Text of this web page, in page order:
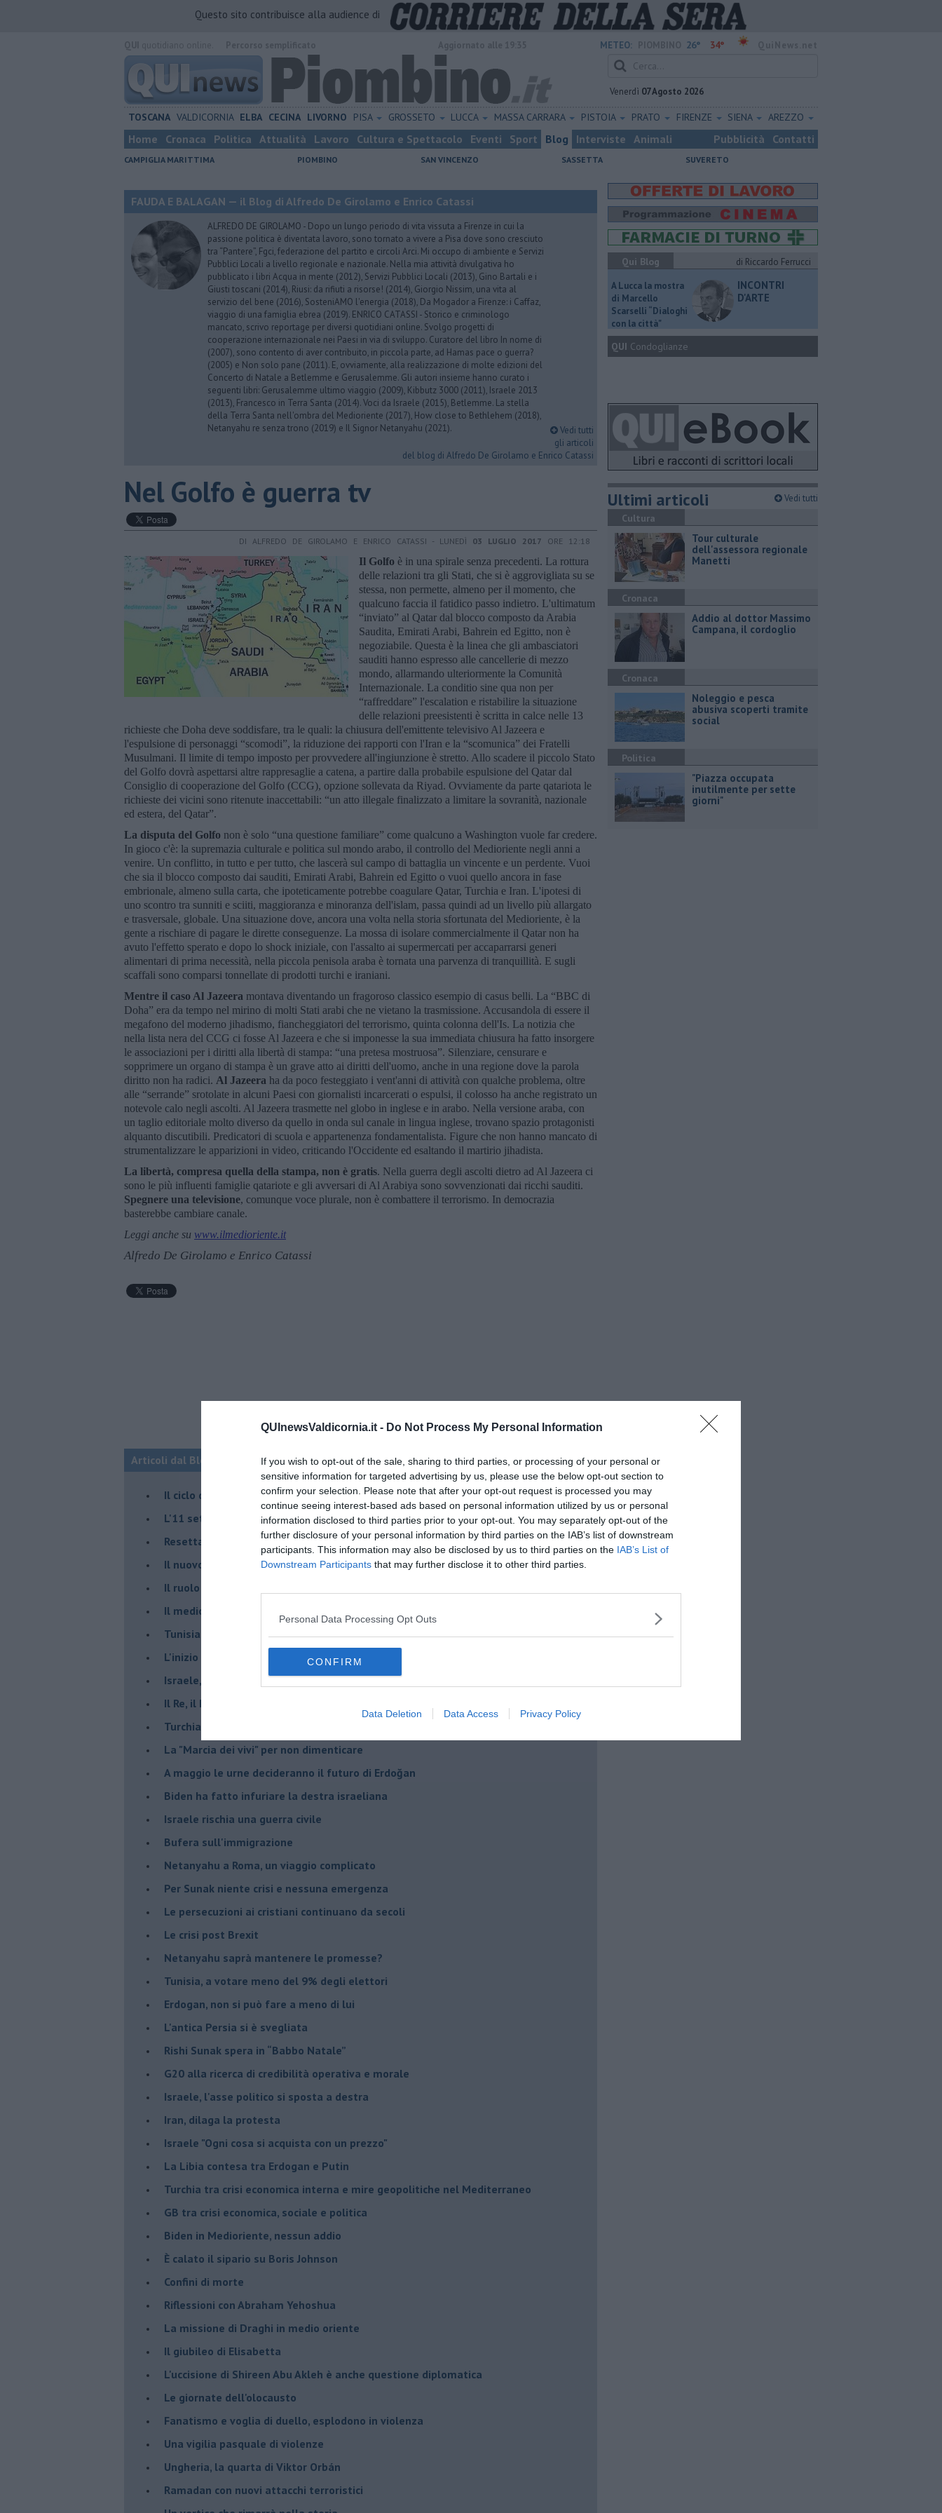
QUInewsValdicornia.it - Do Not Process My Personal Information
If you wish to opt-out of the sale, sharing to third parties, or processing of your personal or
sensitive information for targeted advertising by us, please use the below opt-out section to
confirm your selection. Please note that after your opt-out request is processed you may
continue seeing interest-based ads based on personal information utilized by us or personal
information disclosed to third parties prior to your opt-out. You may separately opt-out of the
further disclosure of your personal information by third parties on the IAB’s list of downstream
participants. This information may also be disclosed by us to third parties on the IAB’s List of
Downstream Participants that may further disclose it to other third parties.
Personal Data Processing Opt Outs
CONFIRM
Data Deletion Data Access Privacy Policy
Questo sito contribuisce alla audience di
METEO: 26° 34°
Venerdì 07 Agosto 2026
TOSCANA VALDICORNIA ELBA CECINA LIVORNO PISA GROSSETO LUCCA MASSA CARRARA PISTOIA PRATO FIRENZE SIENA AREZZO
Home Cronaca Politica Attualità Lavoro Cultura e Spettacolo Eventi Sport Blog Interviste Animali Pubblicità Contatti
CAMPIGLIA MARITTIMA PIOMBINO SAN VINCENZO SASSETTA SUVERETO
FAUDA E BALAGAN — il Blog di Alfredo De Girolamo e Enrico Catassi
ALFREDO DE GIROLAMO - Dopo un lungo periodo di vita vissuta a Firenze in cui la
passione politica è diventata lavoro, sono tornato a vivere a Pisa dove sono cresciuto
tra “Pantere”, Fgci, federazione del partito e circoli Arci. Mi occupo di ambiente e Servizi
Pubblici Locali a livello regionale e nazionale. Nella mia attività divulgativa ho
pubblicato i libri Acqua in mente (2012), Servizi Pubblici Locali (2013), Gino Bartali e i
Giusti toscani (2014), Riusi: da rifiuti a risorse! (2014), Giorgio Nissim, una vita al
servizio del bene (2016), SosteniAMO l'energia (2018), Da Mogador a Firenze: i Caffaz,
viaggio di una famiglia ebrea (2019). ENRICO CATASSI - Storico e criminologo
mancato, scrivo reportage per diversi quotidiani online. Svolgo progetti di
cooperazione internazionale nei Paesi in via di sviluppo. Curatore del libro In nome di
(2007), sono contento di aver contribuito, in piccola parte, ad Hamas pace o guerra?
(2005) e Non solo pane (2011). E, ovviamente, alla realizzazione di molte edizioni del
Concerto di Natale a Betlemme e Gerusalemme. Gli autori insieme hanno curato i
seguenti libri: Gerusalemme ultimo viaggio (2009), Kibbutz 3000 (2011), Israele 2013
(2013), Francesco in Terra Santa (2014). Voci da Israele (2015), Betlemme. La stella
della Terra Santa nell'ombra del Medioriente (2017), How close to Bethlehem (2018),
Netanyahu re senza trono (2019) e Il Signor Netanyahu (2021).
Vedi tutti
gli articoli
del blog di Alfredo De Girolamo e Enrico Catassi
Nel Golfo è guerra tv
DI ALFREDO DE GIROLAMO E ENRICO CATASSI - LUNEDÌ 03 LUGLIO 2017 ORE 12:18
Il Golfo è in una spirale senza precedenti. La rottura
delle relazioni tra gli Stati, che si è aggrovigliata su se
stessa, non permette, almeno per il momento, che
qualcuno faccia il fatidico passo indietro. L'ultimatum
“inviato” al Qatar dal blocco composto da Arabia
Saudita, Emirati Arabi, Bahrein ed Egitto, non è
negoziabile. Questa è la linea che gli ambasciatori
sauditi hanno espresso alle cancellerie di mezzo
mondo, allarmando ulteriormente la Comunità
Internazionale. La conditio sine qua non per
“raffreddare” l'escalation e ristabilire la situazione
delle relazioni preesistenti è scritta in calce nelle 13
richieste che Doha deve soddisfare, tra le quali: la chiusura dell'emittente televisivo Al Jazeera e
l'espulsione di personaggi “scomodi”, la riduzione dei rapporti con l'Iran e la “scomunica” dei Fratelli
Musulmani. Il limite di tempo imposto per provvedere all'ingiunzione è stretto. Allo scadere il piccolo Stato
del Golfo dovrà aspettarsi altre rappresaglie a catena, a partire dalla probabile espulsione del Qatar dal
Consiglio di cooperazione del Golfo (CCG), opzione sollevata da Riyad. Ovviamente da parte qatariota le
richieste dei vicini sono ritenute inaccettabili: “un atto illegale finalizzato a limitare la sovranità, nazionale
ed estera, del Qatar”.
La disputa del Golfo non è solo “una questione familiare” come qualcuno a Washington vuole far credere.
In gioco c'è: la supremazia culturale e politica sul mondo arabo, il controllo del Medioriente negli anni a
venire. Un conflitto, in tutto e per tutto, che lascerà sul campo di battaglia un vincente e un perdente. Vuoi
che sia il blocco composto dai sauditi, Emirati Arabi, Bahrein ed Egitto o vuoi quello ancora in fase
embrionale, almeno sulla carta, che ipoteticamente potrebbe coagulare Qatar, Turchia e Iran. L'ipotesi di
uno scontro tra sunniti e sciiti, maggioranza e minoranza dell'islam, passa quindi ad un livello più allargato
e trasversale, globale. Una situazione dove, ancora una volta nella storia sfortunata del Medioriente, è la
gente a rischiare di pagare le dirette conseguenze. La mossa di isolare commercialmente il Qatar non ha
avuto l'effetto sperato e dopo lo shock iniziale, con l'assalto ai supermercati per accaparrarsi generi
alimentari di prima necessità, nella piccola penisola araba è tornata una parvenza di tranquillità. E sugli
scaffali sono comparsi tonnellate di prodotti turchi e iraniani.
Mentre il caso Al Jazeera montava diventando un fragoroso classico esempio di casus belli. La “BBC di
Doha” era da tempo nel mirino di molti Stati arabi che ne vietano la trasmissione. Accusandola di essere il
megafono del moderno jihadismo, fiancheggiatori del terrorismo, quinta colonna dell'Is. La notizia che
nella lista nera del CCG ci fosse Al Jazeera e che si imponesse la sua immediata chiusura ha fatto insorgere
le associazioni per i diritti alla libertà di stampa: “una pretesa mostruosa”. Silenziare, censurare e
sopprimere un organo di stampa è un grave atto ai diritti dell'uomo, anche in una regione dove la parola
diritto non ha radici. Al Jazeera ha da poco festeggiato i vent'anni di attività con qualche problema, oltre
alle “serrande” srotolate in alcuni Paesi con giornalisti incarcerati o espulsi, il colosso ha anche registrato un
notevole calo negli ascolti. Al Jazeera trasmette nel globo in inglese e in arabo. Nella versione araba, con
un taglio editoriale molto diverso da quello in onda sul canale in lingua inglese, trovano spazio protagonisti
alquanto discutibili. Predicatori di scuola e appartenenza fondamentalista. Figure che non hanno mancato di
strumentalizzare le apparizioni in video, criticando l'Occidente ed esaltando il martirio jihadista.
La libertà, compresa quella della stampa, non è gratis. Nella guerra degli ascolti dietro ad Al Jazeera ci
sono le più influenti famiglie qatariote e gli avversari di Al Arabiya sono sovvenzionati dai ricchi sauditi.
Spegnere una televisione, comunque voce plurale, non è combattere il terrorismo. In democrazia
basterebbe cambiare canale.
Leggi anche su www.ilmedioriente.it
Alfredo De Girolamo e Enrico Catassi
Articoli dal Blog “Fauda e balagan” di Alfredo De Girolamo e Enrico Catassi
Il ciclo della violenza in Medioriente
L'11 settembre di Israele è iniziato il 7 ottobre 2023
Resettare l’era di Netanyahu
​Il nuovo corso dell’era di Erdogan
Il ruolo delle diplomazie nei conflitti
Il medioriente di Silvio
Tunisia rischiosa e strategica per l'Italia
L'inizio del “secolo della Turchia”
Israele, deciderà il borsone della spesa
Il Re, il Primo Ministro, il Sindaco e la Brexit
Turchia al voto, Erdogan in bilico
La "Marcia dei vivi" per non dimenticare
A maggio le urne decideranno il futuro di Erdoğan
Biden ha fatto infuriare la destra israeliana
Israele rischia una guerra civile
Bufera sull'immigrazione
Netanyahu a Roma, un viaggio complicato
Per Sunak niente crisi e nessuna emergenza
Le persecuzioni ai cristiani continuano da secoli
Le crisi post Brexit
Netanyahu saprà mantenere le promesse?
Tunisia, a votare meno del 9% degli elettori
Erdogan, non si può fare a meno di lui
L'antica Persia si è svegliata
Rishi Sunak spera in “Babbo Natale”
G20 alla ricerca di credibilità operativa e morale
Israele, l'asse politico si sposta a destra
Iran, dilaga la protesta
Israele "Ogni cosa si acquista con un prezzo"
La Libia contesa tra Erdogan e Putin
Turchia tra crisi economica interna e mire geopolitiche nel Mediterraneo
GB tra crisi economica, sociale e politica
Biden in Medioriente, nessun addio
È calato il sipario su Boris Johnson
Confini di morte
Riflessioni con Abraham Yehoshua
La missione di Draghi in medio oriente
Il giubileo di Elisabetta
L'uccisione di Shireen Abu Akleh è anche questione diplomatica
Le giornate dell'olocausto
Fanatismo e voglia di duello, esplodono in violenza
Una vigilia pasquale di violenze
Ungheria, la quarta di Viktor Orbán
Ramadan con nuovi attacchi terroristici
Qui Blog
di Riccardo Ferrucci
A Lucca la mostra
di Marcello
Scarselli “Dialoghi
con la città"
INCONTRI
D'ARTE
QUI Condoglianze
Ultimi articoli Vedi tutti
Cultura
Tour culturale
dell'assessora regionale
Manetti
Cronaca
Addio al dottor Massimo
Campana, il cordoglio
Cronaca
Noleggio e pesca
abusiva scoperti tramite
social
Politica
"Piazza occupata
inutilmente per sette
giorni"